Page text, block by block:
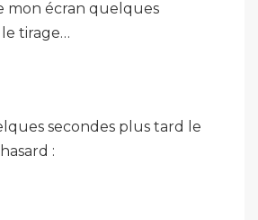
mon écran quelques
tirage…
secondes plus tard le
: